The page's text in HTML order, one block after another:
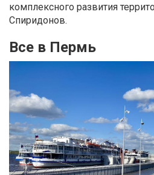
комплексного развития
Спиридонов.
Все в Пермь